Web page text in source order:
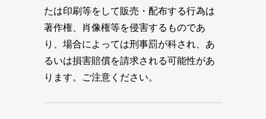
たは印刷等をして販売・配布する行為は
著作権、肖像権等を侵害するものであ
り、場合によっては刑事罰が科され、あ
るいは損害賠償を請求される可能性があ
ります。ご注意ください。